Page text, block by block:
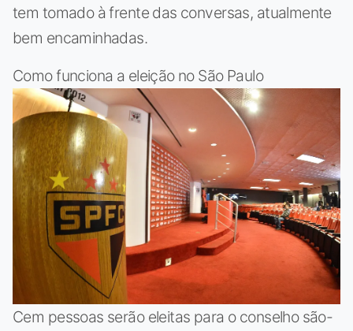
tem tomado à frente das conversas, atualmente
bem encaminhadas.
Como funciona a eleição no São Paulo
Cem pessoas serão eleitas para o conselho são-